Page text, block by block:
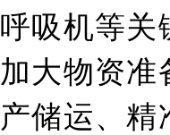
吸机等关
大物资准
储运、精